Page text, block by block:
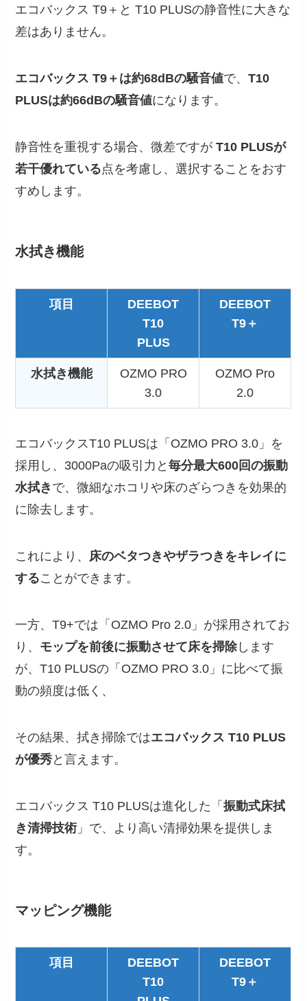
エコバックス T9＋と T10 PLUSの静音性に大きな
差はありません。
エコバックス T9＋は約68dBの騒音値で、T10
PLUSは約66dBの騒音値になります。
静音性を重視する場合、微差ですがT10 PLUSが
若干優れている点を考慮し、選択することをおす
すめします。
水拭き機能
項目
DEEBOT
T10
PLUS
DEEBOT
T9＋
水拭き機能
OZMO PRO
3.0
OZMO Pro
2.0
エコバックスT10 PLUSは「OZMO PRO 3.0」を
採用し、3000Paの吸引力と毎分最大600回の振動
水拭き で、微細なホコリや床のざらつきを効果的
に除去します。
これにより、 床のベタつきやザラつきをキレイに
することができます。
一方、T9+では「OZMO Pro 2.0」が採用されてお
り、 モップを前後に振動させて床を掃除します
が、T10 PLUSの「OZMO PRO 3.0」に比べて振
動の頻度は低く、
その結果、拭き掃除ではエコバックス T10 PLUS
が優秀と言えます。
エコバックス T10 PLUSは進化した「振動式床拭
き清掃技術 」で、より高い清掃効果を提供しま
す。
マッピング機能
項目
DEEBOT
T10
DEEBOT
T9＋